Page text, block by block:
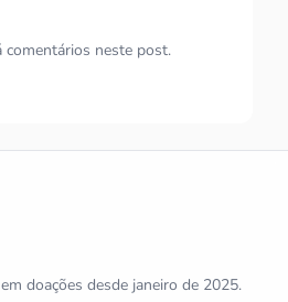
comentários neste post.
doações desde janeiro de 2025.